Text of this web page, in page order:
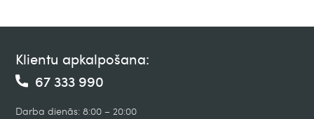
Klientu apkalpošana:
67 333 990
Darba dienās: 8:00 – 20:00